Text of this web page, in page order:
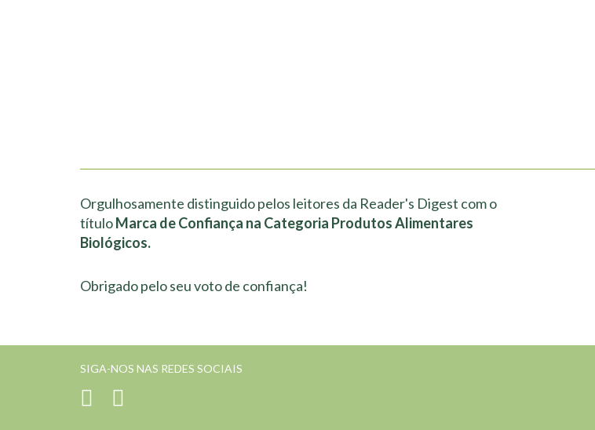
Orgulhosamente distinguido pelos leitores da Reader's Digest com o
títuloMarca de Confiança na Categoria Produtos Alimentares
Biológicos.
Obrigado pelo seu voto de confiança!
SIGA-NOS NAS REDES SOCIAIS